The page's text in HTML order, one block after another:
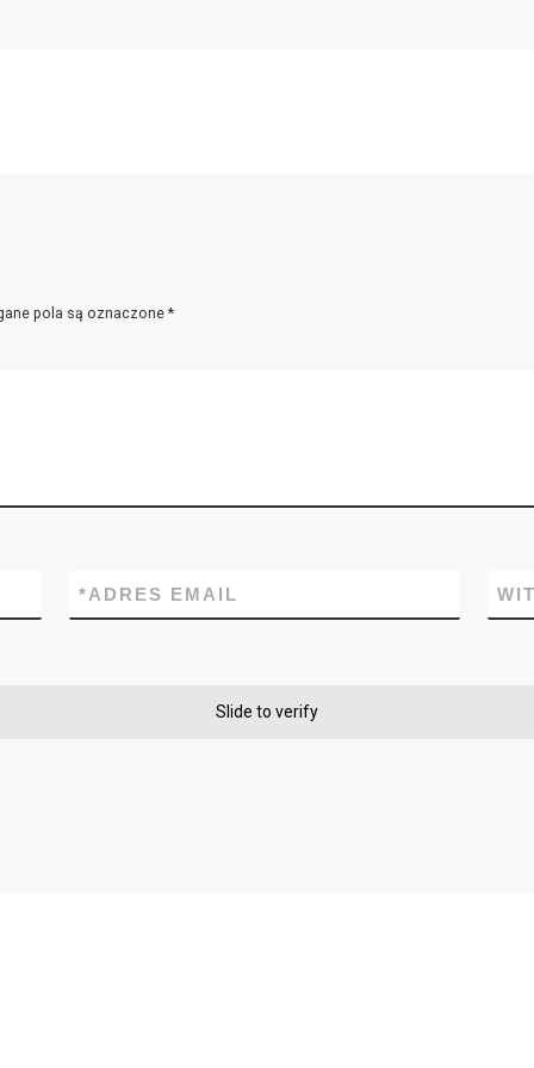
pola są oznaczone *
ADRES EMAIL
*
Slide to verify